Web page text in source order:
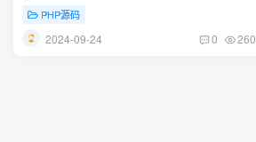
PHP源码
2024-09-24 0 260